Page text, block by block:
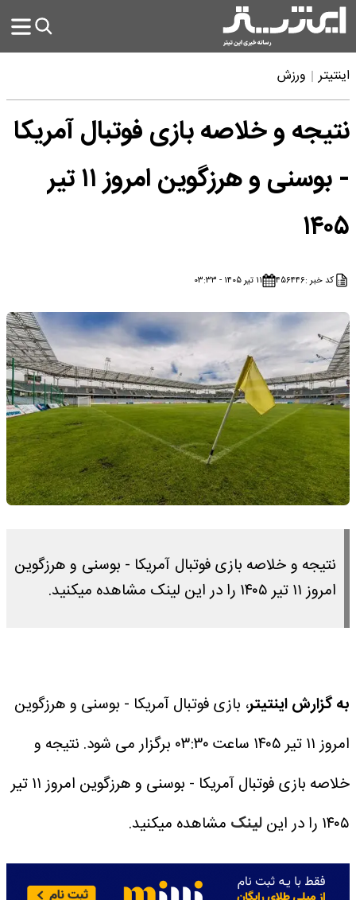
اینتیتر ورزش
نتیجه و خلاصه بازی فوتبال آمریکا
- بوسنی و هرزگوین امروز ۱۱ تیر
۱۴۰۵
کد خبر :۴۵۶۴۴۶ ۱۱ تیر ۱۴۰۵ - ۰۳:۳۳
نتیجه و خلاصه بازی فوتبال آمریکا - بوسنی و هرزگوین
امروز ۱۱ تیر ۱۴۰۵ را در این لینک مشاهده میکنید.
به گزارش اینتیتر، بازی فوتبال آمریکا - بوسنی و هرزگوین
امروز ۱۱ تیر ۱۴۰۵ ساعت ۰۳:۳۰ برگزار می شود.
نتیجه و
خلاصه بازی فوتبال آمریکا - بوسنی و هرزگوین امروز ۱۱ تیر
۱۴۰۵ را در این
لینک مشاهده میکنید.